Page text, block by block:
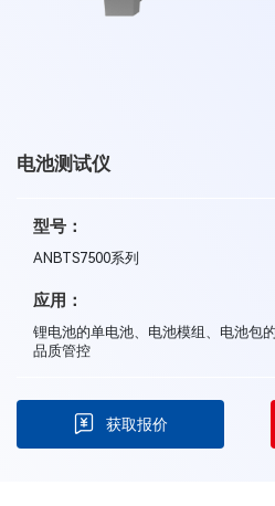
电池测试仪
型号：
ANBTS7500系列
应用：
锂电池的单电池、电池模组、电池包
品质管控
获取报价